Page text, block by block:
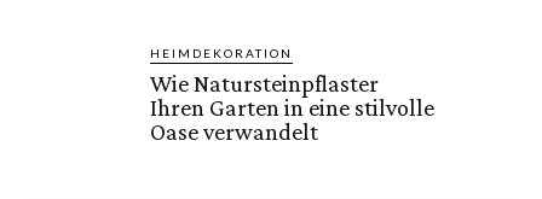
HEIMDEKORATION
Wie Natursteinpflaster
Ihren Garten in eine stilvolle
Oase verwandelt